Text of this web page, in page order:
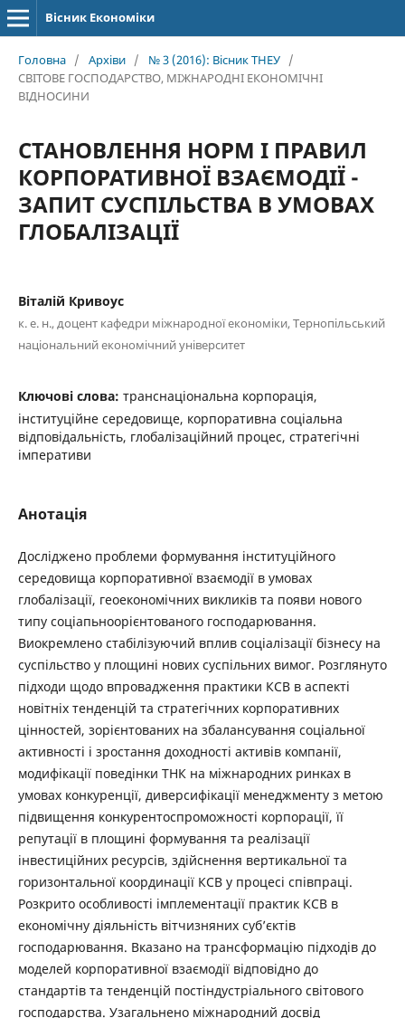
Вісник Економіки
Головна / Архіви / № 3 (2016): Вісник ТНЕУ /
СВІТОВЕ ГОСПОДАРСТВО, МІЖНАРОДНІ ЕКОНОМІЧНІ
ВІДНОСИНИ
СТАНОВЛЕННЯ НОРМ І ПРАВИЛ
КОРПОРАТИВНОЇ ВЗАЄМОДІЇ -
ЗАПИТ СУСПІЛЬСТВА В УМОВАХ
ГЛОБАЛІЗАЦІЇ
Віталій Кривоус
к. е. н., доцент кафедри міжнародної економіки, Тернопільський
національний економічний університет
Ключові слова: транснаціональна корпорація,
інституційне середовище, корпоративна соціальна
відповідальність, глобалізаційний процес, стратегічні
імперативи
Анотація
Досліджено проблеми формування інституційного
середовища корпоративної взаємодії в умовах
глобалізації, геоекономічних викликів та появи нового
типу соціапьноорієнтованого господарювання.
Виокремлено стабілізуючий вплив соціалізації бізнесу на
суспільство у площині нових суспільних вимог. Розглянуто
підходи щодо впровадження практики КСВ в аспекті
новітніх тенденцій та стратегічних корпоративних
цінностей, зорієнтованих на збалансування соціальної
активності і зростання доходності активів компанії,
модифікації поведінки ТНК на міжнародних ринках в
умовах конкуренції, диверсифікації менеджменту з метою
підвищення конкурентоспроможності корпорації, її
репутації в площині формування та реалізації
інвестиційних ресурсів, здійснення вертикальної та
горизонтальної координації КСВ у процесі співпраці.
Розкрито особливості імплементації практик КСВ в
економічну діяльність вітчизняних суб’єктів
господарювання. Вказано на трансформацію підходів до
моделей корпоративної взаємодії відповідно до
стандартів та тенденцій постіндустріального світового
господарства. Узагальнено міжнародний досвід